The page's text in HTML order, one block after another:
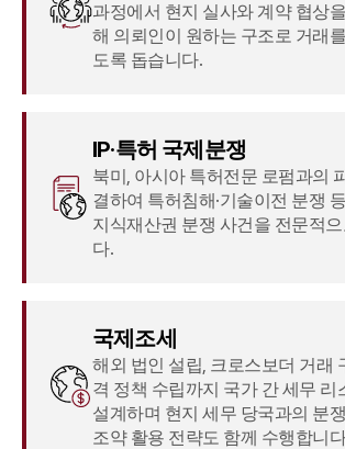
과정에서 현지 실사와 계약 협상
해 의뢰인이 원하는 구조로 거래
도록 돕습니다.
IP·특허 국제분쟁
북미, 아시아 특허전문 로펌과의
결하여 특허침해·기술이전 분쟁
지식재산권 분쟁 사건을 전문적
다.
국제조세
해외 법인 설립, 크로스보더 거래
격 정책 수립까지 국가 간 세무 리
설계하며 현지 세무 당국과의 분
조약 활용 전략도 함께 수행합니